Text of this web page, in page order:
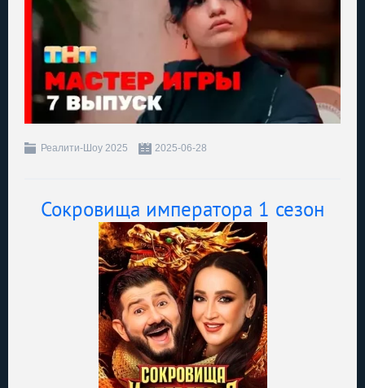
Реалити-Шоу 2025 2025-06-28
Сокровища императора 1 ceзoн